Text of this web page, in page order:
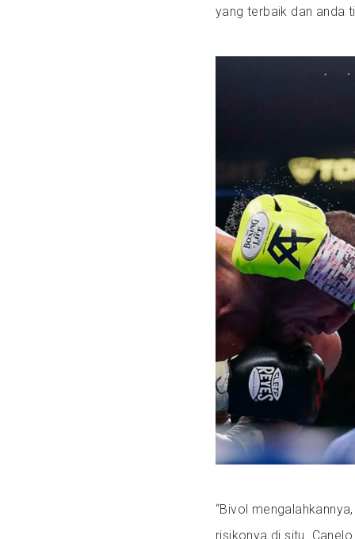
yang terbaik dan anda
“Bivol
risikonya di situ.